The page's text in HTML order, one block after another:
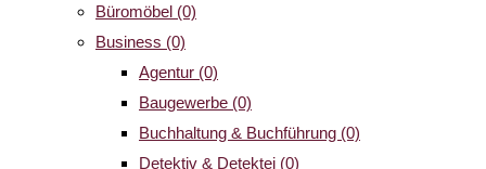
Büromöbel (0)
Business (0)
Agentur (0)
Baugewerbe (0)
Buchhaltung & Buchführung (0)
Detektiv & Detektei (0)